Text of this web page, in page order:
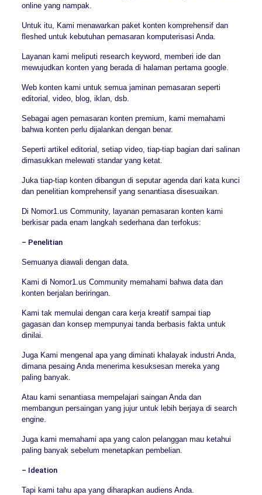
online yang nampak.
Untuk itu, Kami menawarkan paket konten komprehensif dan
fleshed untuk kebutuhan pemasaran komputerisasi Anda.
Layanan kami meliputi research keyword, memberi ide dan
mewujudkan konten yang berada di halaman pertama google.
Web konten kami untuk semua jaminan pemasaran seperti
editorial, video, blog, iklan, dsb.
Sebagai agen pemasaran konten premium, kami memahami
bahwa konten perlu dijalankan dengan benar.
Seperti artikel editorial, setiap video, tiap-tiap bagian dari salinan
dimasukkan melewati standar yang ketat.
Juka tiap-tiap konten dibangun di seputar agenda dari kata kunci
dan penelitian komprehensif yang senantiasa disesuaikan.
Di Nomor1.us Community, layanan pemasaran konten kami
berkisar pada enam langkah sederhana dan terfokus:
– Penelitian
Semuanya diawali dengan data.
Kami di Nomor1.us Community memahami bahwa data dan
konten berjalan beriringan.
Kami tak memulai dengan cara kerja kreatif sampai tiap
gagasan dan konsep mempunyai tanda berbasis fakta untuk
dinilai.
Juga Kami mengenal apa yang diminati khalayak industri Anda,
dimana pesaing Anda menerima kesuksesan mereka yang
paling banyak.
Atau kami senantiasa mempelajari saingan Anda dan
membangun persaingan yang jujur untuk lebih berjaya di search
engine.
Juga kami memahami apa yang calon pelanggan mau ketahui
paling banyak sebelum menetapkan pembelian.
– Ideation
Tapi kami tahu apa yang diharapkan audiens Anda.